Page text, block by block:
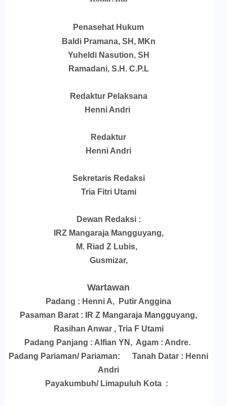
Penasehat Hukum
Baldi Pramana, SH, MKn
Yuheldi Nasution, SH
Ramadani, S.H. C.P.L
Redaktur Pelaksana
Henni Andri
Redaktur
Henni Andri
Sekretaris Redaksi
Tria Fitri Utami
Dewan Redaksi :
IRZ Mangaraja Mangguyang,
M. Riad Z Lubis,
Gusmizar,
Wartawan
Padang : Henni A, Putir Anggina
Pasaman Barat : IR Z Mangaraja Mangguyang,
Rasihan Anwar , Tria F Utami
Padang Panjang : Alfian YN, Agam : Andre.
Padang Pariaman/ Pariaman: Tanah Datar : Henni
Andri
Payakumbuh/ Limapuluh Kota :